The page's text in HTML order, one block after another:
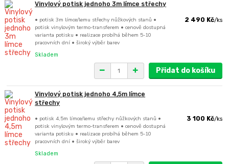
Vinylový potisk jednoho 3m límce střechy
• potisk 3m límce/lemu střechy nůžkových stanů •
potisk vinylovým termo-transferem • cenově dostupná
varianta potisku • realizace probíhá během 5-10
pracovních dní • široký výběr barev
2 490 Kč/ks
Skladem
Přidat do košíku
Vinylový potisk jednoho 4,5m límce
střechy
• potisk 4,5m límce/lemu střechy nůžkových stanů •
potisk vinylovým termo-transferem • cenově dostupná
varianta potisku • realizace probíhá během 5-10
pracovních dní • široký výběr barev
3 100 Kč/ks
Skladem